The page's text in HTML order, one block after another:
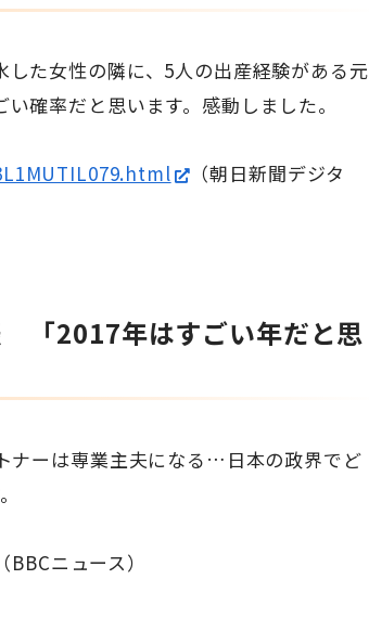
した女性の隣に、5人の出産経験がある元
確率だと思います。感動しました。
（朝日新聞デジタ
「2017年はすごい年だと思
ナーは専業主夫になる…日本の政界でど
（BBCニュース）